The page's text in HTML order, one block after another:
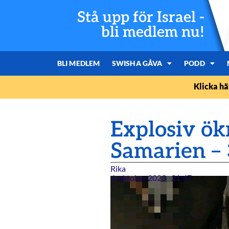
Stå upp för Israel -
bli medlem nu!
BLI MEDLEM SWISHA GÅVA PODD
Klicka
Explosiv
Samarien
Rika
4. oktober 2023 21:47